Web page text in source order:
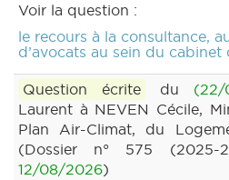
Voir la question :
le recours à la consultance,
d’avocats au sein du cabinet
Question écrite du (22/
Laurent à NEVEN Cécile,
Plan Air-Climat, du
(Dossier n° 575 (2025-
12/08/2026)